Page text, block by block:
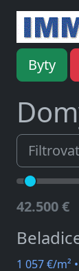
Byty
42.500 €
1 057 €/m² •